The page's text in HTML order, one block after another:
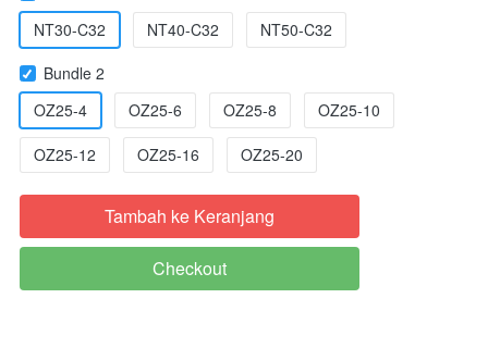
NT30-C32
NT40-C32
NT50-C32
Bundle 2
OZ25-4
OZ25-6 OZ25-8 OZ25-10
OZ25-12 OZ25-16 OZ25-20
`
Tambah ke Keranjang
`
Checkout